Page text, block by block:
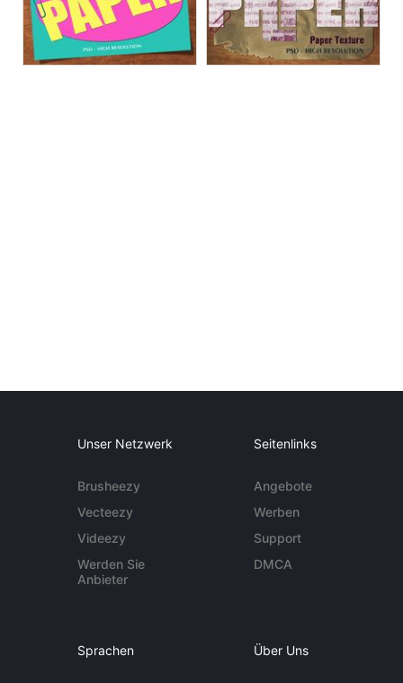
Unser Netzwerk
Brusheezy
Vecteezy
Videezy
Werden Sie
Anbieter
Seitenlinks
Angebote
Werben
Support
DMCA
Sprachen Über Uns